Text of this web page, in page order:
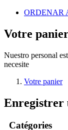
ORDENAR
Votre
Nuestro personal
necesite
Votre panier
Enregistrer
Catégories